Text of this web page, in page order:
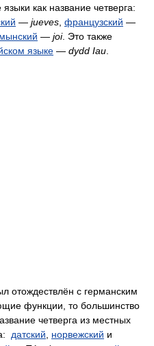
как название четверга:
— jueves французский —
— joi. Это также
языке — dydd Iau
отождествлён с германским
функции, то большинство
четверга из местных
датский норвежский и